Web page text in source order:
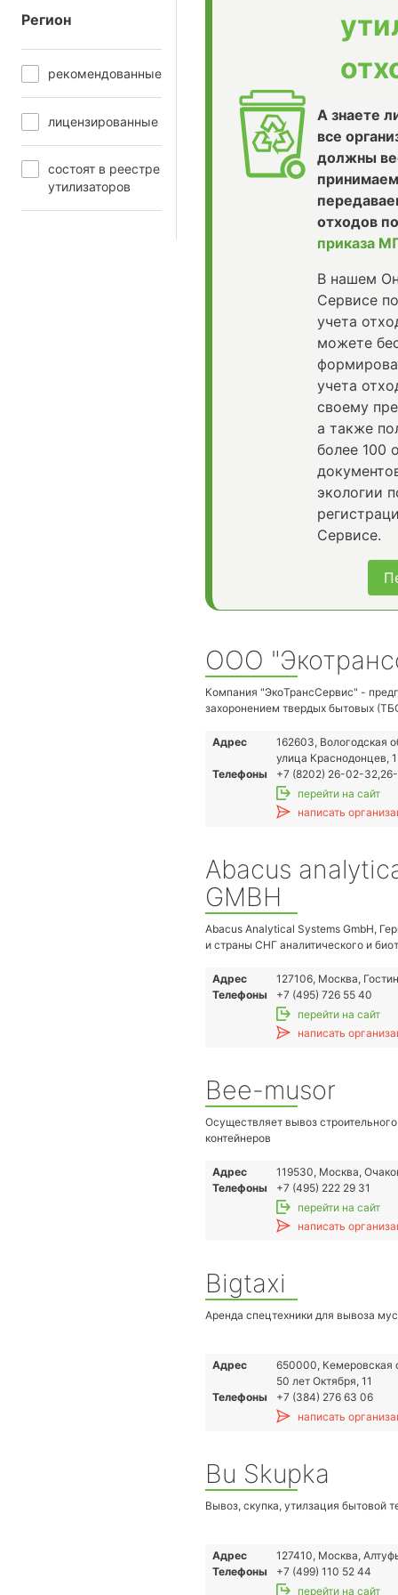
Регион
рекомендованные
лицензированные
состоят в реестре
утилизаторов
А знаете
все
должны
отходов
приказа
В нашем
Сервисе
учета
можете
учета
своему
а также
более 100
экологии
Сервисе.
ООО
Компания "ЭкоТрансСервис" -
захоронением твердых бытовых
твердых бытовых и крупно-
опасных отходов, продажа и аренда
Адрес
162603, Вологодская
улица Краснодонцев, 1
Телефоны
+7 (8202) 26-02-
перейти на сайт
написать
Abacus
GMBH
Abacus Analytical Systems GmbH,
и страны СНГ аналитического и
американских компаний. Офис
Абакус в Москве, благодаря
и инженерам, может оказать всю
наших клиентов на этой территории.
• Более 20 лет на рынке России
производителей
• Полноценная поддержка
зависимости от давности его
Направление деятельности
• Техническая и методическая
• Проектные решения
Виды оборудования
• Оборудование для
Адрес
127106, Москва,
Телефоны
+7 (495) 726 55 40
перейти на сайт
написать
Bee-musor
Осуществляет вывоз
контейнеров
Адрес
119530, Москва,
Телефоны
+7 (495) 222 29 31
перейти на сайт
написать
Bigtaxi
Аренда спецтехники для вывоза
Адрес
650000, Кемеровская
50 лет Октября, 11
Телефоны
+7 (384) 276 63 06
написать
Bu Skupka
Вывоз, скупка, утилзация бытовой
Адрес
127410, Москва,
Телефоны
+7 (499) 110 52 44
перейти на сайт